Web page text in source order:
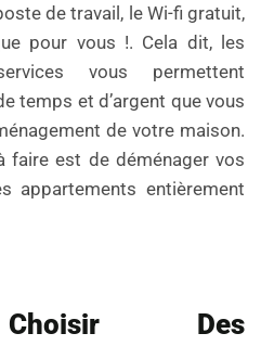
de travail, le Wi-fi gratuit,
pour vous !. Cela dit, les
vous permettent
temps et d’argent que vous
de votre maison.
faire est de déménager vos
appartements entièrement
Des